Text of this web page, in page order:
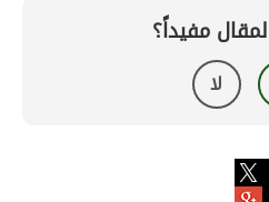
مفيداً؟
لا